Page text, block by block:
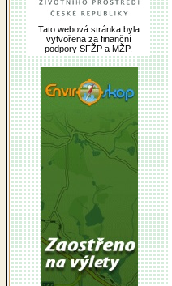
Tato webová stránka byla
vytvořena za finanční
podpory SFŽP a MŽP.